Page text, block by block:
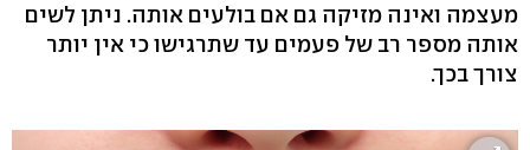
מעצמה ואינה מזיקה גם אם בולעים אותה. ניתן לשים
אותה מספר רב של פעמים עד שתרגישו כי אין יותר
צורך בכך.